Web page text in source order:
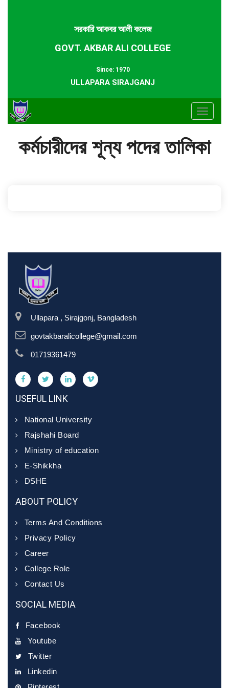
সরকারি আকবর আলী কলেজ
GOVT. AKBAR ALI COLLEGE
Since: 1970
ULLAPARA SIRAJGANJ
Toggle
কর্মচারীদের শূন্য পদের তালিকা
Ullapara , Sirajgonj, Bangladesh
govtakbaralicollege@gmail.com
01719361479
USEFUL LINK
National University
Rajshahi Board
Ministry of education
E-Shikkha
DSHE
ABOUT POLICY
Terms And Conditions
Privacy Policy
Career
College Role
Contact Us
SOCIAL MEDIA
Facebook
Youtube
Twitter
Linkedin